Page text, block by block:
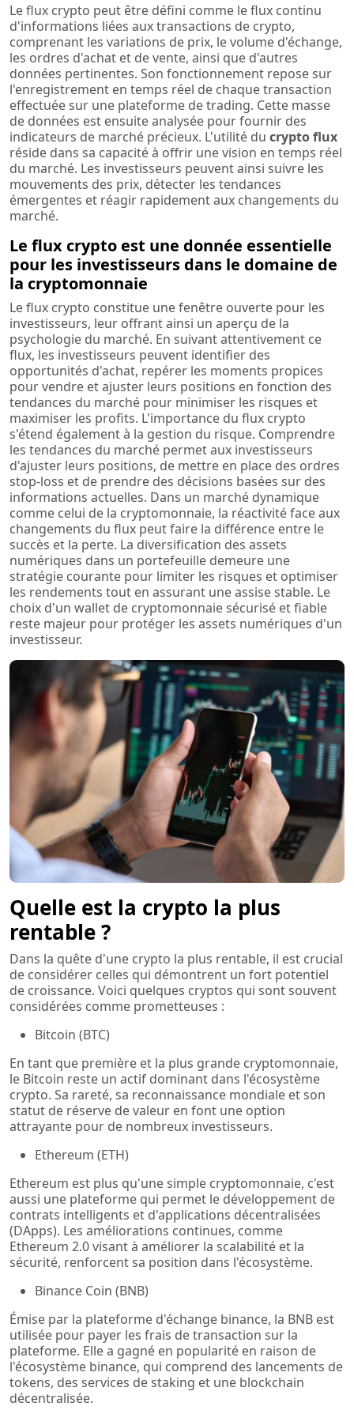
Le flux crypto peut être défini comme le flux continu
d'informations liées aux transactions de crypto,
comprenant les variations de prix, le volume d'échange,
les ordres d'achat et de vente, ainsi que d'autres
données pertinentes. Son fonctionnement repose sur
l'enregistrement en temps réel de chaque transaction
effectuée sur une plateforme de trading. Cette masse
de données est ensuite analysée pour fournir des
indicateurs de marché précieux. L'utilité du crypto flux
réside dans sa capacité à offrir une vision en temps réel
du marché. Les investisseurs peuvent ainsi suivre les
mouvements des prix, détecter les tendances
émergentes et réagir rapidement aux changements du
marché.
Le flux crypto est une donnée essentielle
pour les investisseurs dans le domaine de
la cryptomonnaie
Le flux crypto constitue une fenêtre ouverte pour les
investisseurs, leur offrant ainsi un aperçu de la
psychologie du marché. En suivant attentivement ce
flux, les investisseurs peuvent identifier des
opportunités d'achat, repérer les moments propices
pour vendre et ajuster leurs positions en fonction des
tendances du marché pour minimiser les risques et
maximiser les profits. L'importance du flux crypto
s'étend également à la gestion du risque. Comprendre
les tendances du marché permet aux investisseurs
d'ajuster leurs positions, de mettre en place des ordres
stop-loss et de prendre des décisions basées sur des
informations actuelles. Dans un marché dynamique
comme celui de la cryptomonnaie, la réactivité face aux
changements du flux peut faire la différence entre le
succès et la perte. La diversification des assets
numériques dans un portefeuille demeure une
stratégie courante pour limiter les risques et optimiser
les rendements tout en assurant une assise stable. Le
choix d'un wallet de cryptomonnaie sécurisé et fiable
reste majeur pour protéger les assets numériques d'un
investisseur.
Quelle est la crypto la plus
rentable ?
Dans la quête d'une crypto la plus rentable, il est crucial
de considérer celles qui démontrent un fort potentiel
de croissance. Voici quelques cryptos qui sont souvent
considérées comme prometteuses :
Bitcoin (BTC)
En tant que première et la plus grande cryptomonnaie,
le Bitcoin reste un actif dominant dans l'écosystème
crypto. Sa rareté, sa reconnaissance mondiale et son
statut de réserve de valeur en font une option
attrayante pour de nombreux investisseurs.
Ethereum (ETH)
Ethereum est plus qu'une simple cryptomonnaie, c'est
aussi une plateforme qui permet le développement de
contrats intelligents et d'applications décentralisées
(DApps). Les améliorations continues, comme
Ethereum 2.0 visant à améliorer la scalabilité et la
sécurité, renforcent sa position dans l'écosystème.
Binance Coin (BNB)
Émise par la plateforme d'échange binance, la BNB est
utilisée pour payer les frais de transaction sur la
plateforme. Elle a gagné en popularité en raison de
l'écosystème binance, qui comprend des lancements de
tokens, des services de staking et une blockchain
décentralisée.